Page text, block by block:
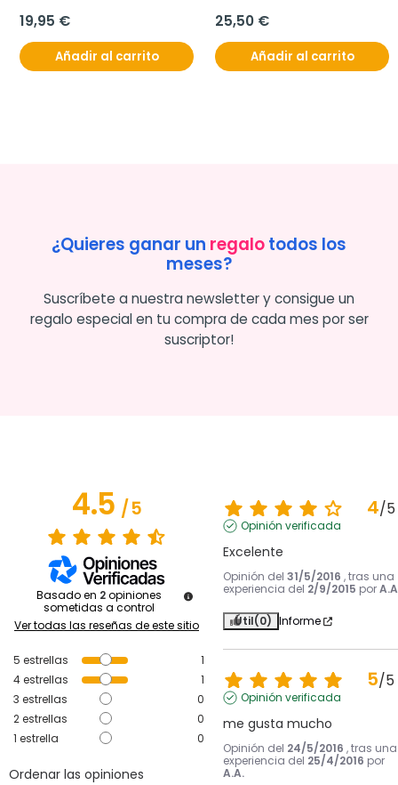
19,95 €
Añadir al carrito
25,50 €
Añadir al carrito
¿Quieres ganar un regalotodos los
meses?
Suscríbete a nuestra newsletter y consigue un
regalo especial en tu compra de cada mes por ser
suscriptor!
4.5/5
Basado en 2 opiniones
sometidas a control
Ver todas las reseñas de este sitio
5 estrellas
1
4estrellas
1
3 estrellas
0
2estrellas
0
1 estrella 0
Ordenar las opiniones
4/5
Opinión verificada
Excelente
Opinión del 31/5/2016 , tras una
experiencia del 2/9/2015 por
Útil(0) Informe
5/5
Opinión verificada
me gusta mucho
Opinión del 24/5/2016 , tras una
experiencia del 25/4/2016 por
A.A.